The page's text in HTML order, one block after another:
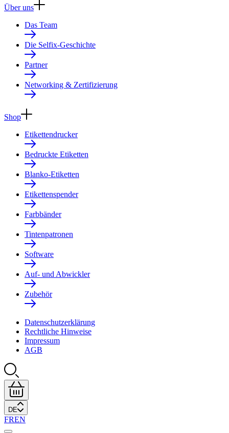
Über uns
Das Team
Die Selfix-Geschichte
Partner
Networking & Zertifizierung
Shop
Etikettendrucker
Bedruckte Etiketten
Blanko-Etiketten
Etikettenspender
Farbbänder
Tintenpatronen
Software
Auf- und Abwickler
Zubehör
Datenschutzerklärung
Rechtliche Hinweise
Impressum
AGB
DE
FREN